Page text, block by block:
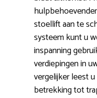
stoellift aan te
systeem kunt u
inspanning
verdiepingen in
vergelijker leest
betrekking tot